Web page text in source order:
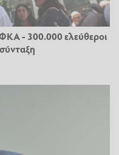
- 300.000 ελεύθεροι